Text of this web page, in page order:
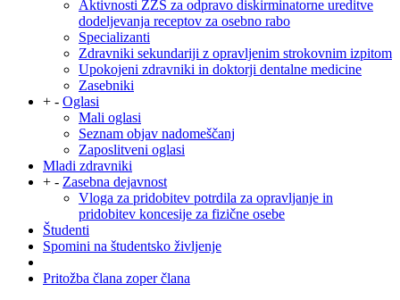
Aktivnosti ZZS za odpravo diskirminatorne ureditve
dodeljevanja receptov za osebno rabo
Specializanti
Zdravniki sekundariji z opravljenim strokovnim izpitom
Upokojeni zdravniki in doktorji dentalne medicine
Zasebniki
+ - Oglasi
Mali oglasi
Seznam objav nadomeščanj
Zaposlitveni oglasi
Mladi zdravniki
+ - Zasebna dejavnost
Vloga za pridobitev potrdila za opravljanje in
pridobitev koncesije za fizične osebe
Študenti
Spomini na študentsko življenje
Pritožba člana zoper člana